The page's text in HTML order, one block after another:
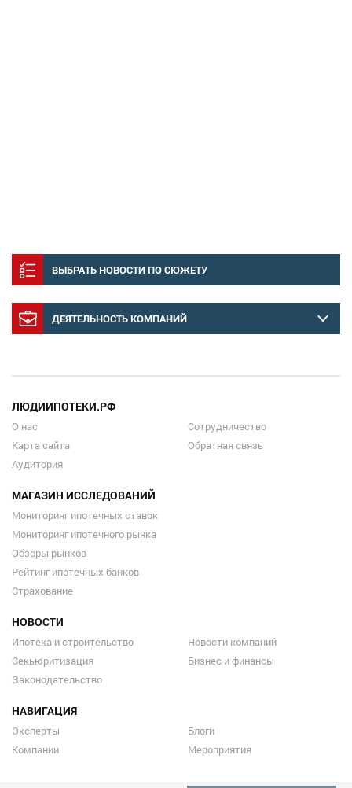
ВЫБРАТЬ НОВОСТИ ПО СЮЖЕТУ
ДЕЯТЕЛЬНОСТЬ КОМПАНИЙ
ЛЮДИИПОТЕКИ.РФ
О нас
Карта сайта
Аудитория
Сотрудничество
Обратная связь
МАГАЗИН ИССЛЕДОВАНИЙ
Мониторинг ипотечных ставок
Мониторинг ипотечного рынка
Обзоры рынков
Рейтинг ипотечных банков
Страхование
НОВОСТИ
Ипотека и строительство
Секьюритизация
Законодательство
Новости компаний
Бизнес и финансы
НАВИГАЦИЯ
Эксперты
Компании
Блоги
Мероприятия